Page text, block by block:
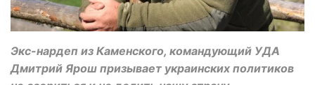
Экс-нардеп из Каменского, командующий УДА
Дмитрий Ярош призывает украинских политиков